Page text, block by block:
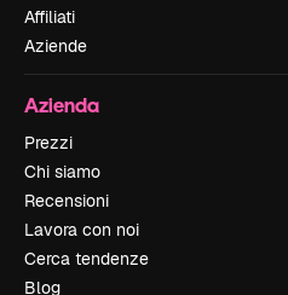
Affiliati
Aziende
Azienda
Prezzi
Chi siamo
Recensioni
Lavora con noi
Cerca tendenze
Blog